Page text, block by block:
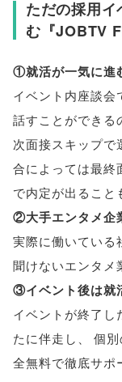
ただの採用
む『JOBTV
①就活が一気に進
イベント内座談会
話すことができる
次面接スキップで
合によっては最終
で内定が出ること
②大手エンタメ企
実際に働いている
聞けないエンタメ
③イベント後は就
イベントが終了し
たに伴走し 、 個
全無料で徹底サポ